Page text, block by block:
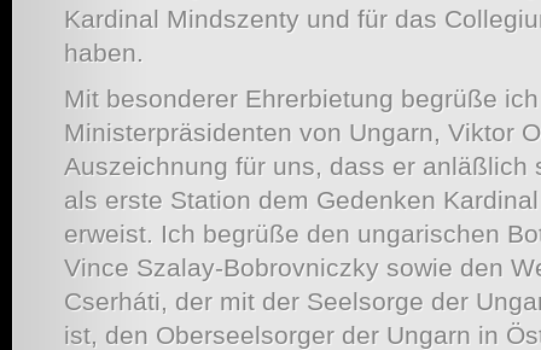
Kardinal Mindszenty und für das
haben.
Mit besonderer Ehrerbietung begrüße
Ministerpräsidenten von Ungarn, Viktor
Auszeichnung für uns, dass er anläßlich
als erste Station dem Gedenken
erweist. Ich begrüße den ungarischen
Vince Szalay-Bobrovniczky sowie den
Cserháti, der mit der Seelsorge der
ist, den Oberseelsorger der Ungarn in